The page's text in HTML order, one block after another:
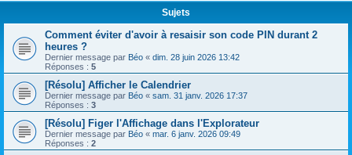
Sujets
Comment éviter d'avoir à resaisir son code PIN durant 2
heures ?
Dernier message par Béo « dim. 28 juin 2026 13:42
Réponses : 5
[Résolu] Afficher le Calendrier
Dernier message par Béo « sam. 31 janv. 2026 17:37
Réponses : 3
[Résolu] Figer l'Affichage dans l'Explorateur
Dernier message par Béo « mar. 6 janv. 2026 09:49
Réponses : 2